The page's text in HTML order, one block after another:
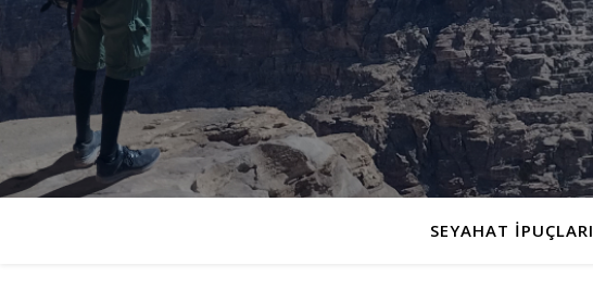
SEYAHAT İPUÇLARI